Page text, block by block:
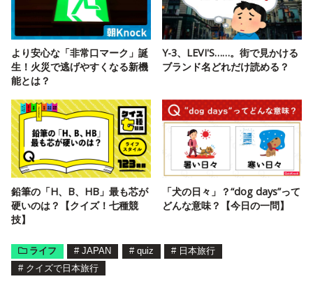
より安心な「非常口マーク」誕
生！火災で逃げやすくなる新機
能とは？
Y-3、LEVI'S……。街で見かける
ブランド名どれだけ読める？
鉛筆の「H、B、HB」最も芯が
硬いのは？【クイズ！七種競
技】
「犬の日々」？“dog days”って
どんな意味？【今日の一問】
ライフ # JAPAN # quiz # 日本旅行
# クイズで日本旅行